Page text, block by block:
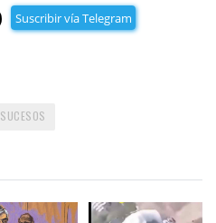
Suscribir vía Telegram
SUCESOS